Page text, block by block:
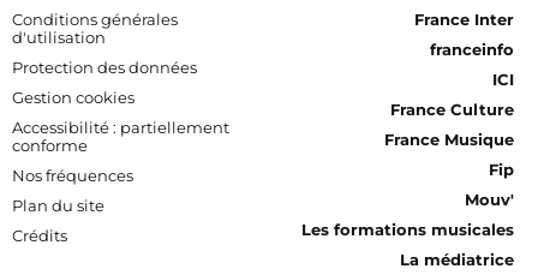
Conditions générales
d'utilisation
Protection des données
Gestion cookies
Accessibilité : partiellement
conforme
Nos fréquences
Plan du site
Crédits
[RDF] Pied de page - Mobile
France Inter
franceinfo
ICI
France Culture
France Musique
Fip
Mouv'
Les formations musicales
La médiatrice